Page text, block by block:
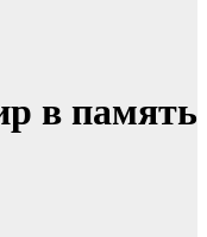
в память